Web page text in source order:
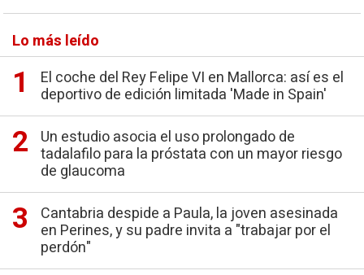
Lo más leído
El coche del Rey Felipe VI en Mallorca: así es el
deportivo de edición limitada 'Made in Spain'
Un estudio asocia el uso prolongado de
tadalafilo para la próstata con un mayor riesgo
de glaucoma
Cantabria despide a Paula, la joven asesinada
en Perines, y su padre invita a "trabajar por el
perdón"